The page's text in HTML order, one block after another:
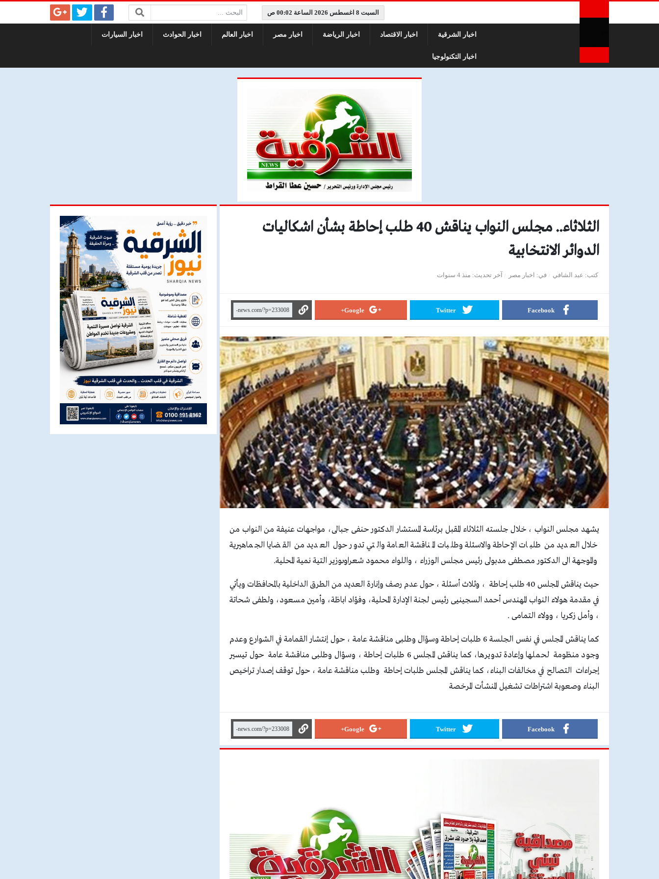
السبت 8 اغسطس 2026 الساعة 00:02 ص البحث:
اخبار الشرقية اخبار الاقتصاد اخبار الرياضة اخبار مصر اخبار العالم اخبار الحوادث اخبار السيارات
اخبار التكنولوجيا
الثلاثاء.. مجلس النواب يناقش 40 طلب إحاطة بشأن اشكاليات
الدوائر الانتخابية
كتب عبد الشافي في اخبار مصر آخر تحديث منذ 4 سنوات
Facebook
Twitter
Google+
يشهد مجلس النواب ، خلال جلسته الثلاثاء المقبل برئاسة المستشار الدكتور حنفى جبالى، مواجهات عنيفة من النواب من
خلال العديد من طلبات الإحاطة والاسئلة وطلبات المناقشة العامة والتي تدور حول العديد من القضايا الجماهيرية
والموجهة الى الدكتور مصطفى مدبولى رئيس مجلس الوزراء ، واللواء محمود شعراوىوزير التية نمية المحلية.
حيث يناقش المجلس 40 طلب إحاطة ، وثلاث أسئلة ، حول عدم رصف وإنارة العديد من الطرق الداخلية بالمحافظات ويأتي
في مقدمة هولاء النواب المهندس أحمد السجينيى رئيس لجنة الإدارة المحلية، وفؤاد اباظة، وأمين مسعود، ولطفى شحاتة
، وأمل زكريا ، وولاء التمامى .
كما يناقش المجلس في نفس الجلسة 6 طلبات إحاطة وسؤال وطلبى مناقشة عامة ، حول إنتشار القمامة في الشوارع وعدم
وجود منظومة لحملها وإعادة تدويرها، كما يناقش المجلس 6 طلبات إحاطة ، وسؤال وطلبى مناقشة عامة حول تيسير
إجراءات التصالح في مخالفات البناء، كما يناقش المجلس طلبات إحاطة وطلب مناقشة عامة ، حول توقف إصدار تراخيص
البناء وصعوبة اشتراطات تشغيل المنشأت المرخصة
Facebook
Twitter
Google+